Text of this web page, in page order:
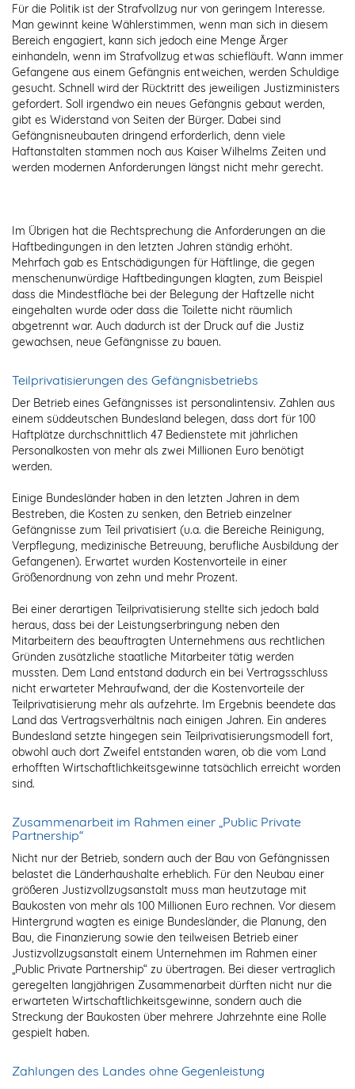
Für die Politik ist der Strafvollzug nur von geringem Interesse.
Man gewinnt keine Wählerstimmen, wenn man sich in diesem
Bereich engagiert, kann sich jedoch eine Menge Ärger
einhandeln, wenn im Strafvollzug etwas schiefläuft. Wann immer
Gefangene aus einem Gefängnis entweichen, werden Schuldige
gesucht. Schnell wird der Rücktritt des jeweiligen Justizministers
gefordert. Soll irgendwo ein neues Gefängnis gebaut werden,
gibt es Widerstand von Seiten der Bürger. Dabei sind
Gefängnisneubauten dringend erforderlich, denn viele
Haftanstalten stammen noch aus Kaiser Wilhelms Zeiten und
werden modernen Anforderungen längst nicht mehr gerecht.
Im Übrigen hat die Rechtsprechung die Anforderungen an die
Haftbedingungen in den letzten Jahren ständig erhöht.
Mehrfach gab es Entschädigungen für Häftlinge, die gegen
menschenunwürdige Haftbedingungen klagten, zum Beispiel
dass die Mindestfläche bei der Belegung der Haftzelle nicht
eingehalten wurde oder dass die Toilette nicht räumlich
abgetrennt war. Auch dadurch ist der Druck auf die Justiz
gewachsen, neue Gefängnisse zu bauen.
Teilprivatisierungen des Gefängnisbetriebs
Der Betrieb eines Gefängnisses ist personalintensiv. Zahlen aus
einem süddeutschen Bundesland belegen, dass dort für 100
Haftplätze durchschnittlich 47 Bedienstete mit jährlichen
Personalkosten von mehr als zwei Millionen Euro benötigt
werden.
Einige Bundesländer haben in den letzten Jahren in dem
Bestreben, die Kosten zu senken, den Betrieb einzelner
Gefängnisse zum Teil privatisiert (u.a. die Bereiche Reinigung,
Verpflegung, medizinische Betreuung, berufliche Ausbildung der
Gefangenen). Erwartet wurden Kostenvorteile in einer
Größenordnung von zehn und mehr Prozent.
Bei einer derartigen Teilprivatisierung stellte sich jedoch bald
heraus, dass bei der Leistungserbringung neben den
Mitarbeitern des beauftragten Unternehmens aus rechtlichen
Gründen zusätzliche staatliche Mitarbeiter tätig werden
mussten. Dem Land entstand dadurch ein bei Vertragsschluss
nicht erwarteter Mehraufwand, der die Kostenvorteile der
Teilprivatisierung mehr als aufzehrte. Im Ergebnis beendete das
Land das Vertragsverhältnis nach einigen Jahren. Ein anderes
Bundesland setzte hingegen sein Teilprivatisierungsmodell fort,
obwohl auch dort Zweifel entstanden waren, ob die vom Land
erhofften Wirtschaftlichkeitsgewinne tatsächlich erreicht worden
sind.
Zusammenarbeit im Rahmen einer „Public Private
Partnership“
Nicht nur der Betrieb, sondern auch der Bau von Gefängnissen
belastet die Länderhaushalte erheblich. Für den Neubau einer
größeren Justizvollzugsanstalt muss man heutzutage mit
Baukosten von mehr als 100 Millionen Euro rechnen. Vor diesem
Hintergrund wagten es einige Bundesländer, die Planung, den
Bau, die Finanzierung sowie den teilweisen Betrieb einer
Justizvollzugsanstalt einem Unternehmen im Rahmen einer
„Public Private Partnership“ zu übertragen. Bei dieser vertraglich
geregelten langjährigen Zusammenarbeit dürften nicht nur die
erwarteten Wirtschaftlichkeitsgewinne, sondern auch die
Streckung der Baukosten über mehrere Jahrzehnte eine Rolle
gespielt haben.
Zahlungen des Landes ohne Gegenleistung